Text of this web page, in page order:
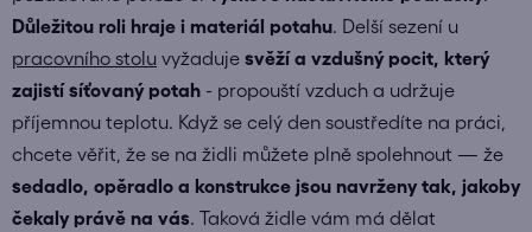
Důležitou roli hraje i materiál potahu . Delší sezení u
pracovního stolu vyžaduje svěží a vzdušný pocit, který
zajistí síťovaný potah - propouští vzduch a udržuje
příjemnou teplotu. Když se celý den soustředíte na práci,
chcete věřit, že se na židli můžete plně spolehnout — že
sedadlo, opěradlo a konstrukce jsou navrženy tak, jakoby
čekaly právě na vás Taková židle vám má dělat